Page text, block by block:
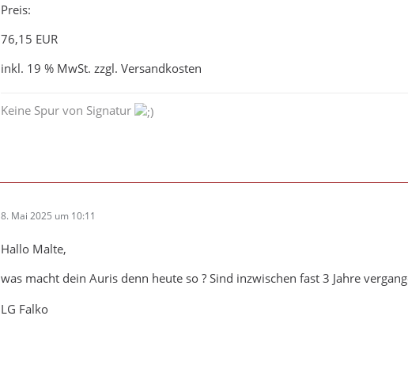
Preis:
76,15 EUR
inkl. 19 % MwSt. zzgl. Versandkosten
Keine Spur von Signatur
8. Mai 2025 um 10:11
Hallo Malte,
was macht dein Auris denn heute so ? Sind inzwischen fast 3 Jahre
LG Falko